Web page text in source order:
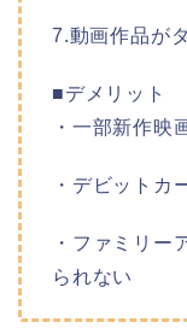
7.動画作品が
■デメリット
・一部新作映
・デビットカ
・ファミリー
られない